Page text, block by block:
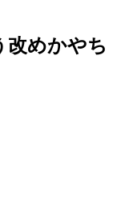
改めかやち